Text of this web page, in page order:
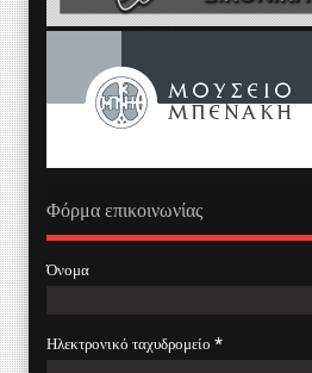
Φόρμα επικοινωνίας
Όνομα
Ηλεκτρονικό ταχυδρομείο *